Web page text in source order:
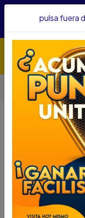
Herramientas
LLAVE
LLAVE MIXTA
SKU : 66332260
DESCRIPCION....
Llave combinada
7552.0
pulsa fuera